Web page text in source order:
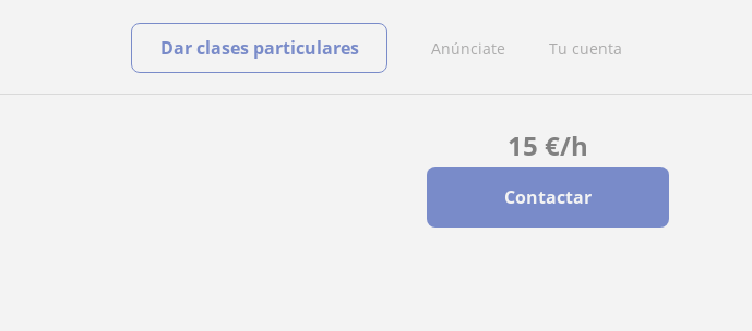
Anúnciate Tu cuenta
Dar clases particulares
15 €/h
Contactar